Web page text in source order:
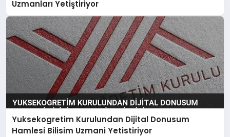
Uzmanları Yetiştiriyor
Yuksekogretim Kurulundan Dijital Donusum
Hamlesi Bilisim Uzmani Yetistiriyor